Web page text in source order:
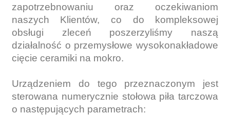
zapotrzebnowaniu oraz oczekiwaniom
naszych Klientów, co do kompleksowej
obsługi zleceń poszerzyliśmy naszą
działalność o przemysłowe wysokonakładowe
cięcie ceramiki na mokro.
Urządzeniem do tego przeznaczonym jest
sterowana numerycznie stołowa piła tarczowa
o następujących parametrach: